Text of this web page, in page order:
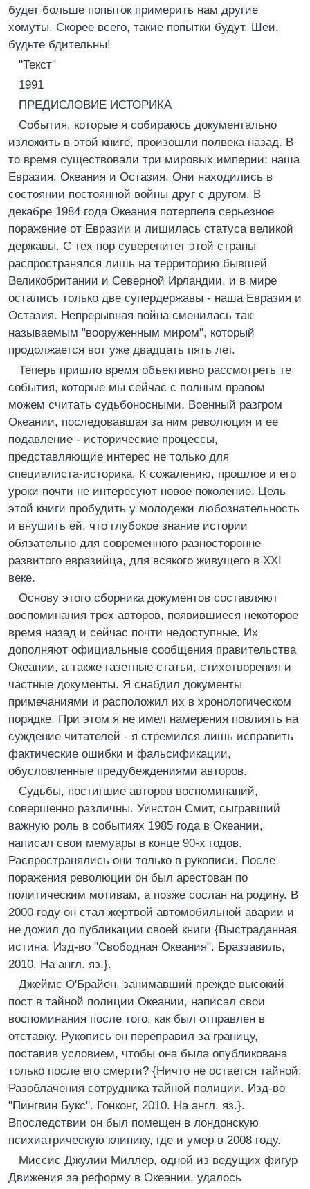
будет больше попыток примерить нам другие
хомуты. Скорее всего, такие попытки будут. Шеи,
будьте бдительны!
"Текст"
1991
ПРЕДИСЛОВИЕ ИСТОРИКА
События, которые я собираюсь документально
изложить в этой книге, произошли полвека назад. В
то время существовали три мировых империи: наша
Евразия, Океания и Остазия. Они находились в
состоянии постоянной войны друг с другом. В
декабре 1984 года Океания потерпела серьезное
поражение от Евразии и лишилась статуса великой
державы. С тех пор суверенитет этой страны
распространялся лишь на территорию бывшей
Великобритании и Северной Ирландии, и в мире
остались только две супердержавы - наша Евразия и
Остазия. Непрерывная война сменилась так
называемым "вооруженным миром", который
продолжается вот уже двадцать пять лет.
Теперь пришло время объективно рассмотреть те
события, которые мы сейчас с полным правом
можем считать судьбоносными. Военный разгром
Океании, последовавшая за ним революция и ее
подавление - исторические процессы,
представляющие интерес не только для
специалиста-историка. К сожалению, прошлое и его
уроки почти не интересуют новое поколение. Цель
этой книги пробудить у молодежи любознательность
и внушить ей, что глубокое знание истории
обязательно для современного разносторонне
развитого евразийца, для всякого живущего в XXI
веке.
Основу этого сборника документов составляют
воспоминания трех авторов, появившиеся некоторое
время назад и сейчас почти недоступные. Их
дополняют официальные сообщения правительства
Океании, а также газетные статьи, стихотворения и
частные документы. Я снабдил документы
примечаниями и расположил их в хронологическом
порядке. При этом я не имел намерения повлиять на
суждение читателей - я стремился лишь исправить
фактические ошибки и фальсификации,
обусловленные предубеждениями авторов.
Судьбы, постигшие авторов воспоминаний,
совершенно различны. Уинстон Смит, сыгравший
важную роль в событиях 1985 года в Океании,
написал свои мемуары в конце 90-х годов.
Распространялись они только в рукописи. После
поражения революции он был арестован по
политическим мотивам, а позже сослан на родину. В
2000 году он стал жертвой автомобильной аварии и
не дожил до публикации своей книги {Выстраданная
истина. Изд-во "Свободная Океания". Браззавиль,
2010. На англ. яз.}.
Джеймс О'Брайен, занимавший прежде высокий
пост в тайной полиции Океании, написал свои
воспоминания после того, как был отправлен в
отставку. Рукопись он переправил за границу,
поставив условием, чтобы она была опубликована
только после его смерти? {Ничто не остается тайной:
Разоблачения сотрудника тайной полиции. Изд-во
"Пингвин Букс". Гонконг, 2010. На англ. яз.}.
Впоследствии он был помещен в лондонскую
психиатрическую клинику, где и умер в 2008 году.
Миссис Джулии Миллер, одной из ведущих фигур
Движения за реформу в Океании, удалось